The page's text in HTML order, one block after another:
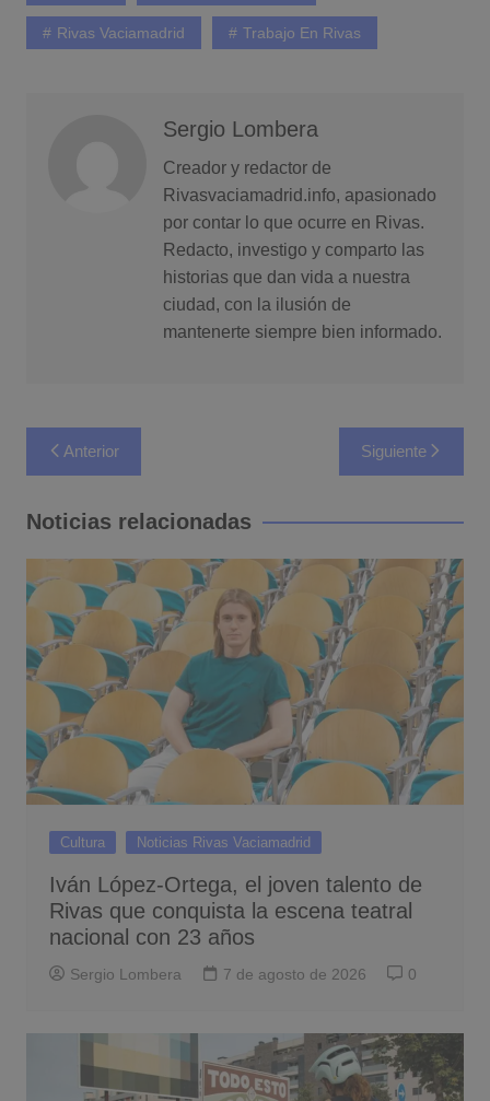
Rivas Vaciamadrid Trabajo En Rivas
Sergio Lombera
Creador y redactor de
Rivasvaciamadrid.info, apasionado
por contar lo que ocurre en Rivas.
Redacto, investigo y comparto las
historias que dan vida a nuestra
ciudad, con la ilusión de
mantenerte siempre bien informado.
Navegación
de
entradas
Anterior Siguiente
Noticias relacionadas
Cultura Noticias Rivas Vaciamadrid
Iván López-Ortega, el joven talento de
Rivas que conquista la escena teatral
nacional con 23 años
Sergio Lombera 7 de agosto de 2026 0